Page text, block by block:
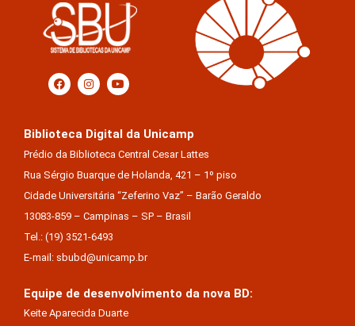
Biblioteca Digital da Unicamp
Prédio da Biblioteca Central Cesar Lattes
Rua Sérgio Buarque de Holanda, 421 – 1º piso
Cidade Universitária “Zeferino Vaz” – Barão Geraldo
13083-859 – Campinas – SP – Brasil
Tel.: (19) 3521-6493
E-mail: sbubd@unicamp.br
Equipe de desenvolvimento da nova BD:
Keite Aparecida Duarte